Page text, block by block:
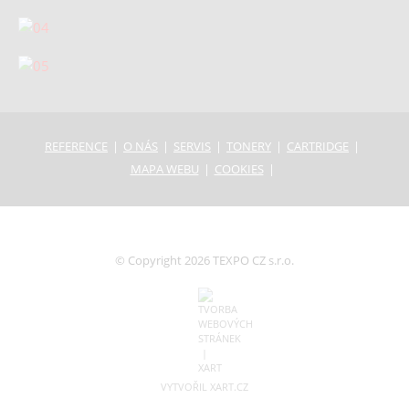
REFERENCE O NÁS SERVIS TONERY
CARTRIDGE
MAPA WEBU
COOKIES
© Copyright 2026 TEXPO CZ s.r.o.
VYTVOŘIL XART.CZ